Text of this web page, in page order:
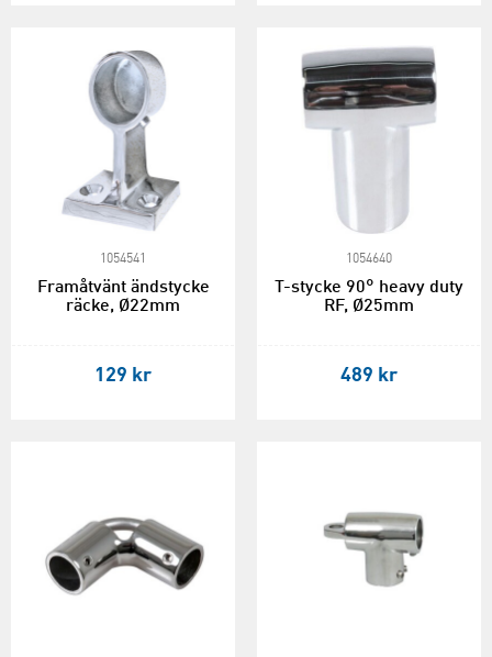
1054541
Framåtvänt ändstycke
räcke, Ø22mm
129 kr
1054640
T-stycke 90° heavy duty
RF, Ø25mm
489 kr